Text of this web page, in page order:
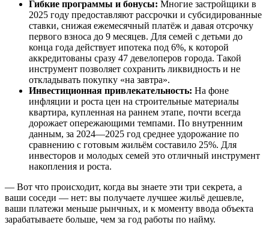
Гибкие программы и бонусы: Многие застройщики в
2025 году предоставляют рассрочки и субсидированные
ставки, снижая ежемесячный платёж и давая отсрочку
первого взноса до 9 месяцев. Для семей с детьми до
конца года действует ипотека под 6%, к которой
аккредитованы сразу 47 девелоперов города. Такой
инструмент позволяет сохранить ликвидность и не
откладывать покупку «на завтра».
Инвестиционная привлекательность: На фоне
инфляции и роста цен на строительные материалы
квартира, купленная на раннем этапе, почти всегда
дорожает опережающими темпами. По внутренним
данным, за 2024—2025 год среднее удорожание по
сравнению с готовым жильём составило 25%. Для
инвесторов и молодых семей это отличный инструмент
накопления и роста.
— Вот что происходит, когда вы знаете эти три секрета, а
ваши соседи — нет: вы получаете лучшее жильё дешевле,
ваши платежи меньше рынчных, и к моменту ввода объекта
зарабатываете больше, чем за год работы по найму.